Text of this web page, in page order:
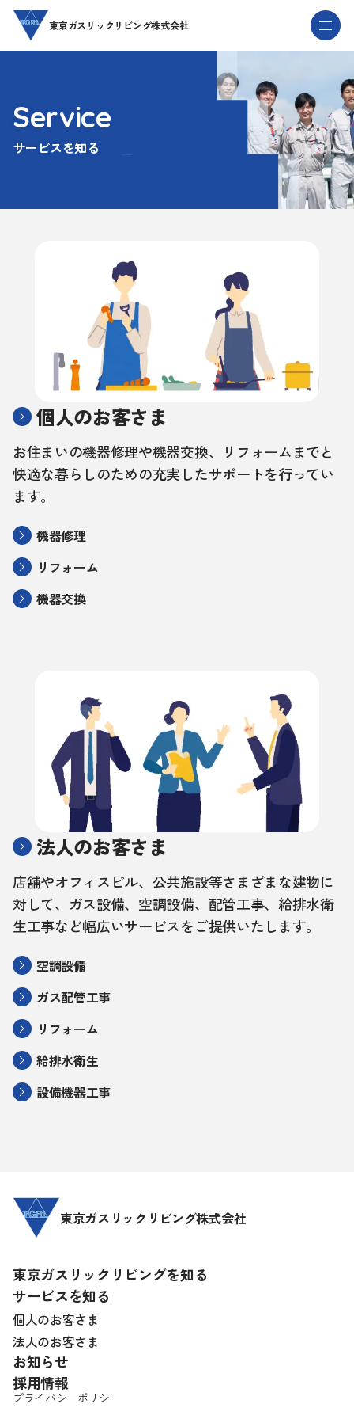
へ
東京ガスリックリビング株式会社
メ
ニ
Service
サービスを知る
個人のお客さま
お住まいの機器修理や機器交換、リフォームまでと
快適な暮らしのための充実したサポートを行ってい
ます。
機器修理
リフォーム
機器交換
法人のお客さま
店舗やオフィスビル、公共施設等さまざまな建物に
対して、ガス設備、空調設備、配管工事、給排水衛
生工事など幅広いサービスをご提供いたします。
空調設備
ガス配管工事
リフォーム
給排水衛生
設備機器工事
東京ガスリックリビング株式会社
東京ガスリックリビングを知る
サービスを知る
個人のお客さま
法人のお客さま
お知らせ
採用情報
プライバシーポリシー